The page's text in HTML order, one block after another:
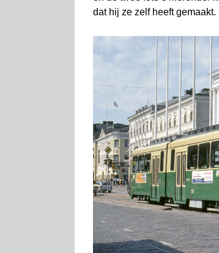
dat hij ze zelf heeft gemaakt.